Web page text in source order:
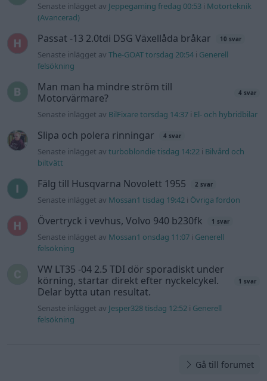
Senaste inlägget av Jeppegaming fredag 00:53 i Motorteknik
(Avancerad)
Passat -13 2.0tdi DSG Växellåda bråkar 10 svar
Senaste inlägget avThe-GOAT torsdag 20:54 i Generell
felsökning
Man man ha mindre ström till
Motorvärmare?
4 svar
Senaste inlägget av BilFixare torsdag 14:37 i El- och hybridbilar
Slipa och polera rinningar 4 svar
Senaste inlägget avturboblondie tisdag 14:22 i Bilvård och
biltvätt
Fälg till Husqvarna Novolett 1955 2 svar
Senaste inlägget av Mossan1 tisdag 19:42 i Övriga fordon
Övertryck i vevhus, Volvo 940 b230fk 1 svar
Senaste inlägget av Mossan1 onsdag 11:07 i Generell
felsökning
VW LT35 -04 2.5 TDI dör sporadiskt under
körning, startar direkt efter nyckelcykel.
Delar bytta utan resultat.
1 svar
Senaste inlägget av Jesper328 tisdag 12:52 i Generell
felsökning
Gå till forumet